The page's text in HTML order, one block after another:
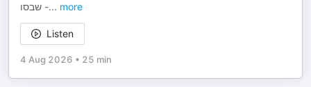
- שבסו... more
Listen
4 Aug 2026 • 25 min